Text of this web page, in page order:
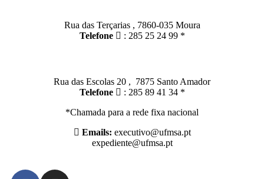
Rua das Terçarias , 7860-035 Moura
Telefone
: 285 25 24 99 *
Rua das Escolas 20 , 7875 Santo Amador
Telefone
: 285 89 41 34 *
*Chamada para a rede fixa nacional
Emails: executivo@ufmsa.pt
expediente@ufmsa.pt